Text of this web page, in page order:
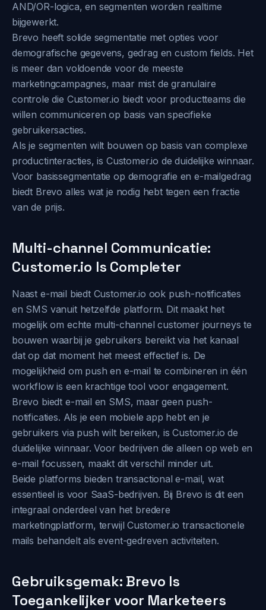
AND/OR-logica, en segmenten worden realtime
bijgewerkt.
Brevo heeft solide segmentatie met opties voor
demografische gegevens, gedrag en custom fields. Het
is meer dan voldoende voor de meeste
marketingcampagnes, maar mist de granulaire
controle die Customer.io biedt voor productteams die
willen communiceren op basis van specifieke
gebruikersacties.
Als je segmenten wilt bouwen op basis van complexe
productinteracties, is Customer.io de duidelijke winnaar.
Voor basissegmentatie op demografie en e-mailgedrag
biedt Brevo alles wat je nodig hebt tegen een fractie
van de prijs.
Multi-channel Communicatie:
Customer.io Is Completer
Naast e-mail biedt Customer.io ook push-notificaties
en SMS vanuit hetzelfde platform. Dit maakt het
mogelijk om echte multi-channel customer journeys te
bouwen waarbij je gebruikers bereikt via het kanaal
dat op dat moment het meest effectief is. De
mogelijkheid om push en e-mail te combineren in één
workflow is een krachtige tool voor engagement.
Brevo biedt e-mail en SMS, maar geen push-
notificaties. Als je een mobiele app hebt en je
gebruikers via push wilt bereiken, is Customer.io de
duidelijke winnaar. Voor bedrijven die alleen op web en
e-mail focussen, maakt dit verschil minder uit.
Beide platforms bieden transactional e-mail, wat
essentieel is voor SaaS-bedrijven. Bij Brevo is dit een
integraal onderdeel van het bredere
marketingplatform, terwijl Customer.io transactionele
mails behandelt als event-gedreven activiteiten.
Gebruiksgemak: Brevo Is
Toegankelijker voor Marketeers